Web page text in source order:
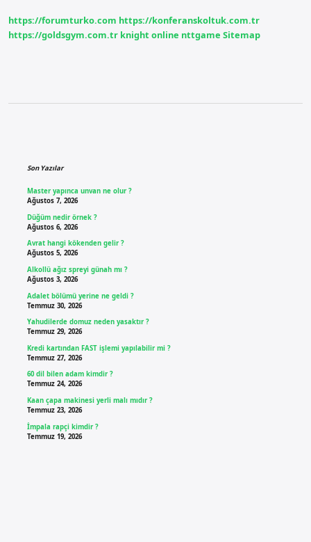
https://forumturko.com https://konferanskoltuk.com.tr
https://goldsgym.com.tr knight online nttgame Sitemap
Son Yazılar
Master yapınca unvan ne olur ?
Ağustos 7, 2026
Düğüm nedir örnek ?
Ağustos 6, 2026
Avrat hangi kökenden gelir ?
Ağustos 5, 2026
Alkollü ağız spreyi günah mı ?
Ağustos 3, 2026
Adalet bölümü yerine ne geldi ?
Temmuz 30, 2026
Yahudilerde domuz neden yasaktır ?
Temmuz 29, 2026
Kredi kartından FAST işlemi yapılabilir mi ?
Temmuz 27, 2026
60 dil bilen adam kimdir ?
Temmuz 24, 2026
Kaan çapa makinesi yerli malı mıdır ?
Temmuz 23, 2026
İmpala rapçi kimdir ?
Temmuz 19, 2026